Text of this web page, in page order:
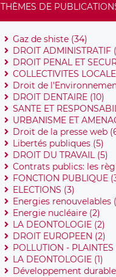
THÈMES DE
Gaz de shiste (34)
DROIT ADMINISTRATIF
DROIT PENAL ET
COLLECTIVITES
Droit de
DROIT DENTAIRE (10)
SANTE ET
URBANISME ET
Droit de la presse web
Libertés publiques (5)
DROIT DU TRAVAIL (5)
Contrats publics: les
FONCTION PUBLIQUE
ELECTIONS (3)
Energies renouvelables
Energie nucléaire (2)
LA DEONTOLOGIE (2)
DROIT EUROPEEN (2)
POLLUTION - PLAINTES
LA DEONTOLOGIE (1)
Développement durable